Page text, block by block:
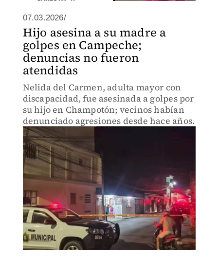
07.03.2026/
Hijo asesina a su madre a
golpes en Campeche;
denuncias no fueron
atendidas
Nelida del Carmen, adulta mayor con
discapacidad, fue asesinada a golpes por
su hijo en Champotón; vecinos habían
denunciado agresiones desde hace años.